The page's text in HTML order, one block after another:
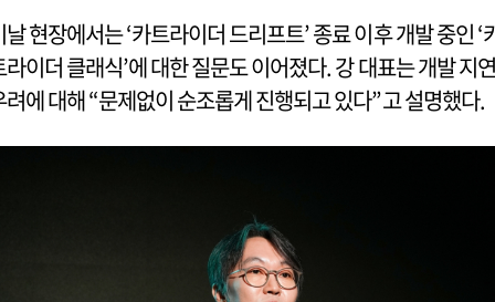
현장에서는 ‘카트라이더 드리프트’ 종료 이후 개발 중인 ‘
라이더 클래식’에 대한 질문도 이어졌다. 강 대표는 개발 지연
려에 대해 “문제없이 순조롭게 진행되고 있다”고 설명했다.